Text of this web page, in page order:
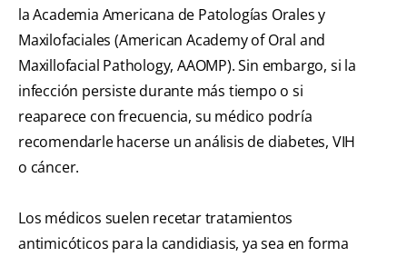
la Academia Americana de Patologías Orales y
Maxilofaciales (American Academy of Oral and
Maxillofacial Pathology, AAOMP). Sin embargo, si la
infección persiste durante más tiempo o si
reaparece con frecuencia, su médico podría
recomendarle hacerse un análisis de diabetes, VIH
o cáncer.
Los médicos suelen recetar tratamientos
antimicóticos para la candidiasis, ya sea en forma